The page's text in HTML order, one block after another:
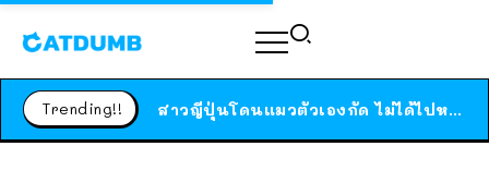
Trending!! ได้เวลาเด็กหนวดรวมตัว RF Online Next เปิดให้เล่นแล้ว เกม Sci-Fi MMORPG ระดับตำนาน เล่นได้ทั้งมือถือและ PC